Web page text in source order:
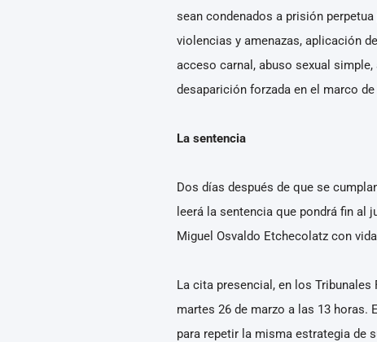
sean condenados a prisión
violencias y amenazas, aplicación
acceso carnal, abuso sexual
desaparición forzada en el marco
La sentencia
Dos días después de que se
leerá la sentencia que pondrá fin al
Miguel Osvaldo Etchecolatz con
La cita presencial, en los Tribunales
martes 26 de marzo a las 13 horas.
para repetir la misma estrategia de